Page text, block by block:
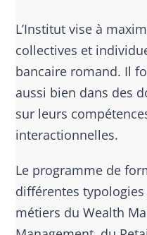
L’Institut vise à
collectives et
bancaire romand. Il
aussi bien dans des
sur leurs
interactionnelles.
Le programme de
différentes
métiers du Wealth